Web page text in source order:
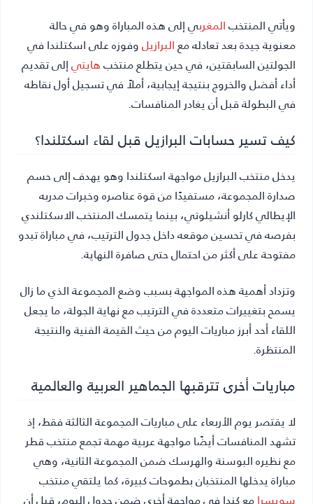
ويأتي المنتخبالمغربي إلى هذه المباراة وهو في حالة
معنوية جيدة بعد تعادله معالبرازيلوفوزه على اسكتلندا في
الجولتين السابقتين، في حين يتطلع منتخبهايتيإلى تقديم
أداء أفضل والخروج بنتيجة إيجابية، أملاً في تسجيل أول نقاطه
في البطولة قبل أن يغادر المنافسات.
كيف تسير حسابات البرازيل قبل لقاء اسكتلندا؟
يدخل منتخب البرازيل مواجهة اسكتلندا وهو يهدف إلى حسم
صدارة المجموعة، مستفيدًا من قوة عناصره وخبرات مدربه
الإيطالي كارلو أنشيلوتي، بينما يتمسك المنتخب الاسكتلندي
بفرصه في تحسين موقعه داخل جدول الترتيب، في مباراة تبدو
مفتوحة على أكثر من احتمال حتى صافرة النهاية.
وتزداد أهمية هذه المواجهة بسبب وضع المجموعة الذي ما زال
يسمح بتغييرات متعددة في الترتيب مع نهاية الجولة، ما يجعل
اللقاء أحد أبرز مباريات اليوم من حيث القيمة الفنية والنتيجة
المنتظرة.
مباريات أخرى تترقبها الجماهير العربية والعالمية
لا يقتصر يوم الأربعاء على مباريات المجموعة الثالثة فقط، إذ
تشهد المنافسات أيضًا مواجهة عربية مهمة تجمع منتخب قطر
مع نظيره البوسنة والهرسك ضمن المجموعة الثانية، وهي
مباراة يدخلها المنتخبان بطموحات كبيرة، كما يلتقي منتخب
سويسرامع كندا في مواجهة أخرى ضمن جدول اليوم، قبل أن